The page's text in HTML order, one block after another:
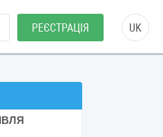
РЕЄСТРАЦІЯ UK